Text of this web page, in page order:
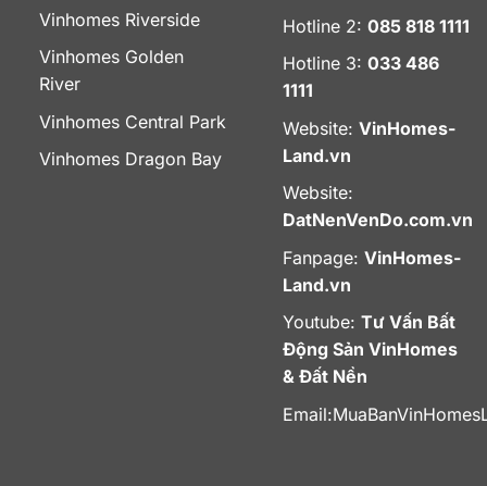
Vinhomes Riverside
Vinhomes Golden
River
Vinhomes Central Park
Vinhomes Dragon Bay
Hotline 2: 085 818 1111
Hotline 3: 033 486
1111
Website: VinHomes-
Land.vn
Website:
DatNenVenDo.com.vn
Fanpage: VinHomes-
Land.vn
Youtube: Tư Vấn Bất
Động Sản VinHomes
& Đất Nền
Email: